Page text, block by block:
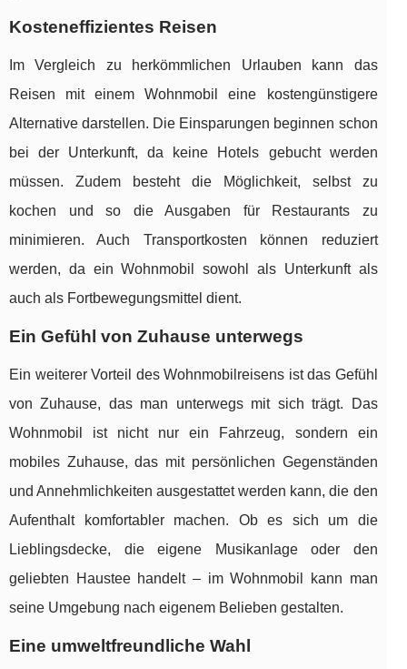
Kosteneffizientes Reisen
Im Vergleich zu herkömmlichen Urlauben kann das
Reisen mit einem Wohnmobil eine kostengünstigere
Alternative darstellen. Die Einsparungen beginnen schon
bei der Unterkunft, da keine Hotels gebucht werden
müssen. Zudem besteht die Möglichkeit, selbst zu
kochen und so die Ausgaben für Restaurants zu
minimieren. Auch Transportkosten können reduziert
werden, da ein Wohnmobil sowohl als Unterkunft als
auch als Fortbewegungsmittel dient.
Ein Gefühl von Zuhause unterwegs
Ein weiterer Vorteil des Wohnmobilreisens ist das Gefühl
von Zuhause, das man unterwegs mit sich trägt. Das
Wohnmobil ist nicht nur ein Fahrzeug, sondern ein
mobiles Zuhause, das mit persönlichen Gegenständen
und Annehmlichkeiten ausgestattet werden kann, die den
Aufenthalt komfortabler machen. Ob es sich um die
Lieblingsdecke, die eigene Musikanlage oder den
geliebten Haustee handelt – im Wohnmobil kann man
seine Umgebung nach eigenem Belieben gestalten.
Eine umweltfreundliche Wahl